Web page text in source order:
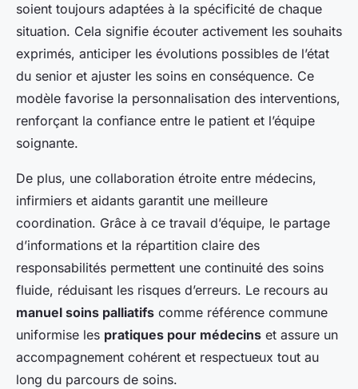
soient toujours adaptées à la spécificité de chaque
situation. Cela signifie écouter activement les souhaits
exprimés, anticiper les évolutions possibles de l’état
du senior et ajuster les soins en conséquence. Ce
modèle favorise la personnalisation des interventions,
renforçant la confiance entre le patient et l’équipe
soignante.
De plus, une collaboration étroite entre médecins,
infirmiers et aidants garantit une meilleure
coordination. Grâce à ce travail d’équipe, le partage
d’informations et la répartition claire des
responsabilités permettent une continuité des soins
fluide, réduisant les risques d’erreurs. Le recours au
manuel soins palliatifs comme référence commune
uniformise les pratiques pour médecins et assure un
accompagnement cohérent et respectueux tout au
long du parcours de soins.